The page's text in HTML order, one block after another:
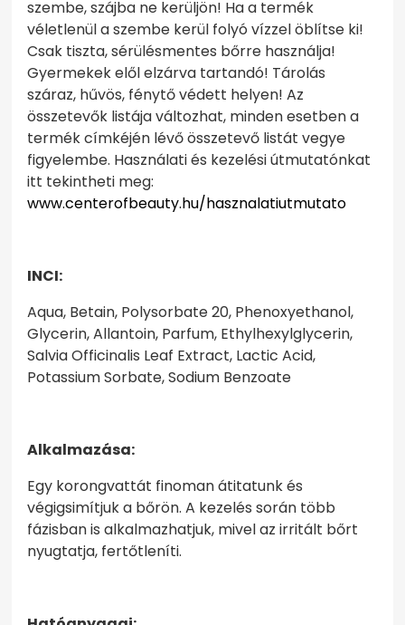
szembe, szájba ne kerüljön! Ha a termék
véletlenül a szembe kerül folyó vízzel öblítse ki!
Csak tiszta, sérülésmentes bőrre használja!
Gyermekek elől elzárva tartandó! Tárolás
száraz, hűvös, fénytő védett helyen! Az
összetevők listája változhat, minden esetben a
termék címkéjén lévő összetevő listát vegye
figyelembe. Használati és kezelési útmutatónkat
itt tekintheti meg:
www.centerofbeauty.hu/hasznalatiutmutato
INCI:
Aqua, Betain, Polysorbate 20, Phenoxyethanol,
Glycerin, Allantoin, Parfum, Ethylhexylglycerin,
Salvia Officinalis Leaf Extract, Lactic Acid,
Potassium Sorbate, Sodium Benzoate
Alkalmazása:
Egy korongvattát finoman átitatunk és
végigsimítjuk a bőrön. A kezelés során több
fázisban is alkalmazhatjuk, mivel az irritált bőrt
nyugtatja, fertőtleníti.